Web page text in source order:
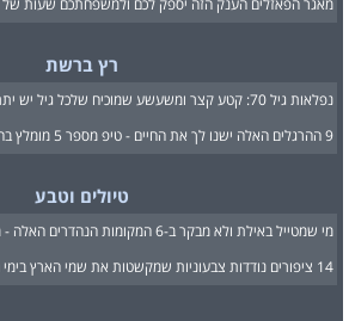
רץ ברשת
נפלאות גיל 70: קטע קצר ומשעשע שמוכיח שלכל גיל יש יתרונות!
9 ההרגלים האלה ישנו לך את החיים - טיפ מספר 5 מומלץ בחום!
טיולים וטבע
מי שמטייל באילת ולא מבקר ב-6 המקומות הנהדרים האלה - מפספס!
14 ציפורים נודדות צבעוניות שמקשטות את שמי הארץ בימי האביב